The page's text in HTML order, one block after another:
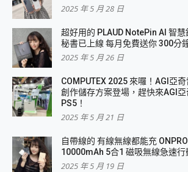
2025 年 5 月 28 日
超好用的 PLAUD NotePin AI 智慧
秘書已上線 每月免費送你 300分
2025 年 5 月 26 日
COMPUTEX 2025 來囉！AGI亞
創作儲存方案登場，趕快來AGI
PS5！
2025 年 5 月 21 日
自帶線的 有線無線都能充
10000mAh 5合1 磁吸無線急速行
2025 年 5 月 19 日